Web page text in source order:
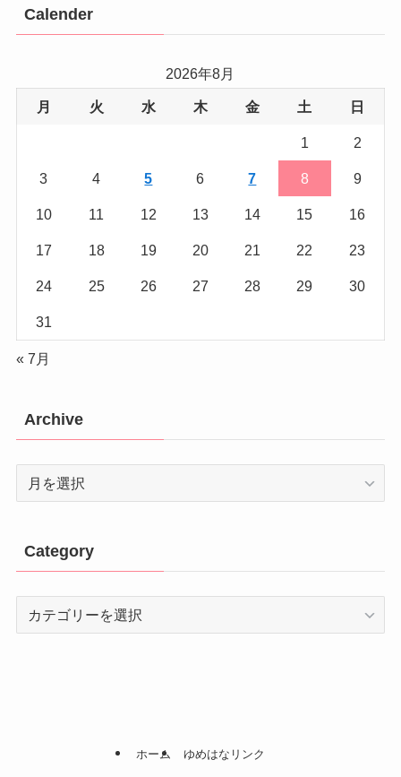
Calender
2026年8月
月 火 水 木 金 土 日
1 2
3 4 5 6 7 8 9
10 11 12 13 14 15 16
17 18 19 20 21 22 23
24 25 26 27 28 29 30
31
« 7月
Archive
Archive
Category
Category
ホーム ゆめはなリンク